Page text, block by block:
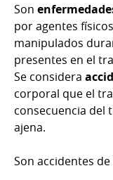
Son
por agentes
manipulados
presentes en el
Se considera
corporal que el
consecuencia del
ajena.
Son accidentes